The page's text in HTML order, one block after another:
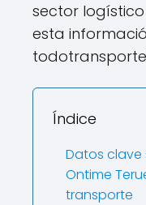
sector
esta
Índice
Datos
Ontime
transporte